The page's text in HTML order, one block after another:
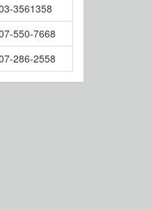
3561358
550-7668
286-2558